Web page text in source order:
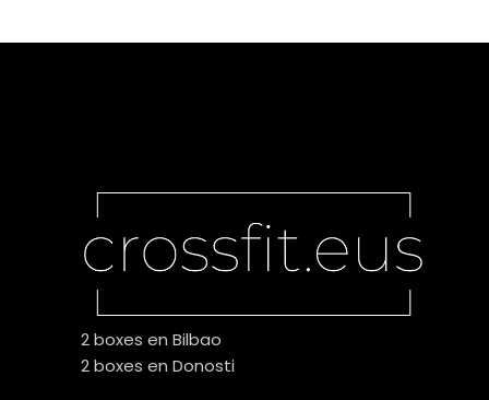
2 boxes en Bilbao
2 boxes en Donosti